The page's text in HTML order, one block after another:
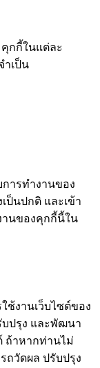
กกี้ในแต่ละ
ำเป็น
ารทำงานของ
ป็นปกติ และเข้า
านของคุกกี้นี้ใน
ช้งานเว็บไซต์ของ
บปรุง และพัฒนา
ถ้าหากท่านไม่
ถวัดผล ปรับปรุง